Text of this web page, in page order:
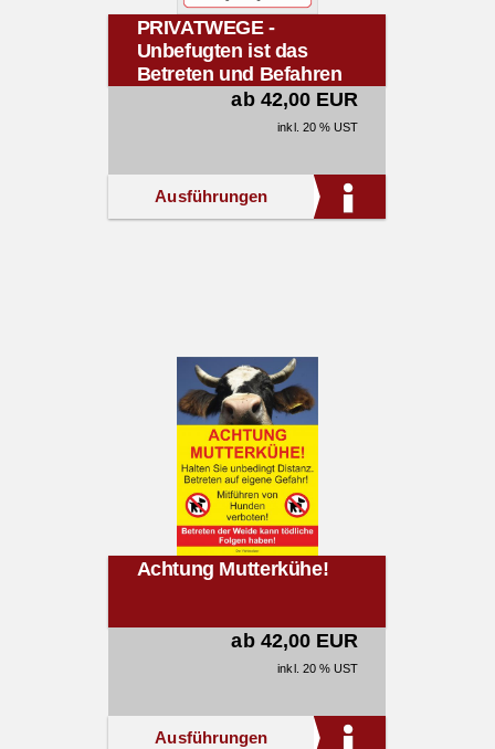
PRIVATWEGE -
Unbefugten ist das
Betreten und Befahren
verboten! Benützung
auf eigene Gefahr!
ab 42,00 EUR
inkl. 20 % UST
Ausführungen
Achtung Mutterkühe!
ab 42,00 EUR
inkl. 20 % UST
Ausführungen